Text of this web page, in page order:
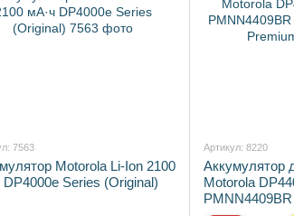
7563
Motorola Li-Ion 2100
DP4000e Series (Original)
Артикул: 8220
Аккумулятор
Motorola